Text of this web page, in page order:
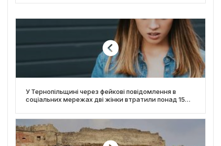
У Тернопільщині через фейкові повідомлення в
соціальних мережах дві жінки втратили понад 15